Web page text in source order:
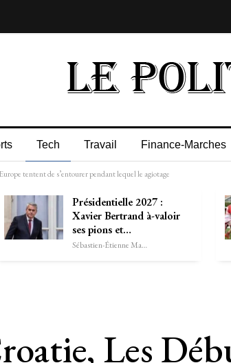
Tech Travail Finance-Marches
tentent de s’entourer pendant lequel le agiotage
Présidentielle 2027 :
Xavier Bertrand à-valoir
ses pions et…
Sébastien-Étienne Marechal
Les